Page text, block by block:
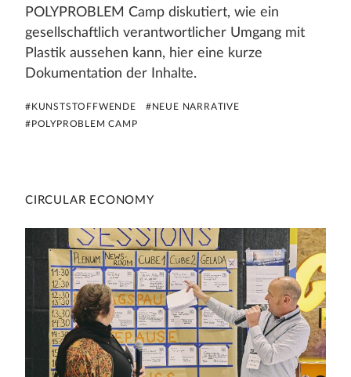
POLYPROBLEM Camp diskutiert, wie ein
gesellschaftlich verantwortlicher Umgang mit
Plastik aussehen kann, hier eine kurze
Dokumentation der Inhalte.
#KUNSTSTOFFWENDE
#NEUE NARRATIVE
#POLYPROBLEM CAMP
CIRCULAR ECONOMY